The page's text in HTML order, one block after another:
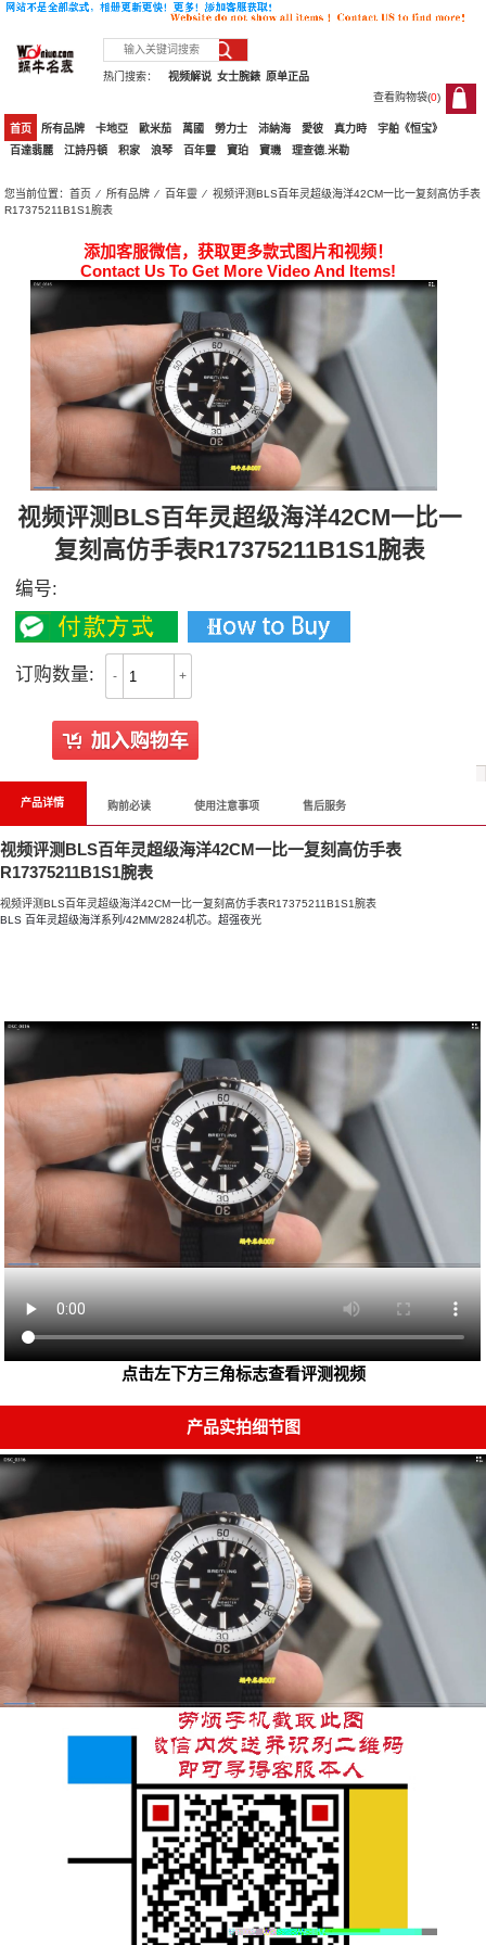
热门搜索： 原单正品
女士腕錶
视频解说
查看购物袋(0)
0
首页 所有品牌 卡地亞 歐米茄 萬國 勞力士 沛納海 愛彼 真力時
宇舶《恒宝》
百達翡麗
江詩丹頓 积家 浪琴 百年靈 寶珀 寶璣 理查德.米勒
您当前位置：首页 ⁄所有品牌 ⁄ 百年靈 ⁄ 视频评测BLS百年灵超级海洋42CM一比一复刻高仿手表
R17375211B1S1腕表
添加客服微信，获取更多款式图片和视频！
Contact Us To Get More Video And Items!
视频评测BLS百年灵超级海洋42CM一比一
复刻高仿手表R17375211B1S1腕表
编号:
订购数量: - +
产品详情 购前必读 使用注意事项 售后服务
视频评测BLS百年灵超级海洋42CM一比一复刻高仿手表
R17375211B1S1腕表
视频评测BLS百年灵超级海洋42CM一比一复刻高仿手表R17375211B1S1腕表
BLS 百年灵超级海洋系列/42MM/2824机芯。超强夜光
点击左下方三角标志查看评测视频
产品实拍细节图